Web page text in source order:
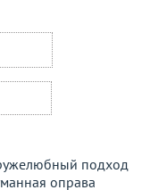
подход
оправа